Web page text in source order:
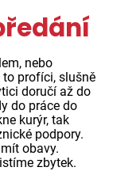
nebo
to profíci, slušně
doručí až do
do práce do
kurýr, tak
podpory.
obavy.
zbytek.